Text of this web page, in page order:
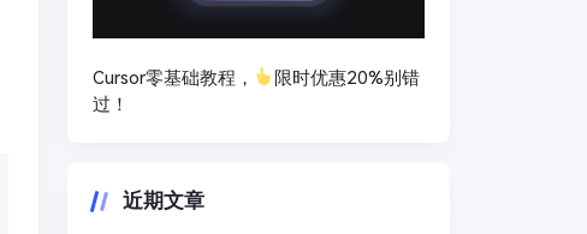
Cursor零基础教程，
限时优惠20%别错
过！
近期文章